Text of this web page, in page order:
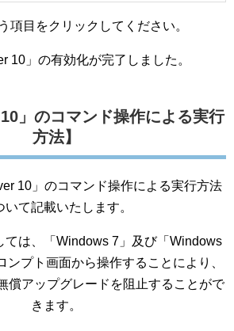
項目をクリックしてください。
10」の有効化が完了しました。
」のコマンド操作による実行
方法】
10」のコマンド操作による実行方法
いて記載いたします。
ては、「Windows 7」及び「Windows
ンプト画面から操作することにより、
償アップグレードを阻止することがで
きます。